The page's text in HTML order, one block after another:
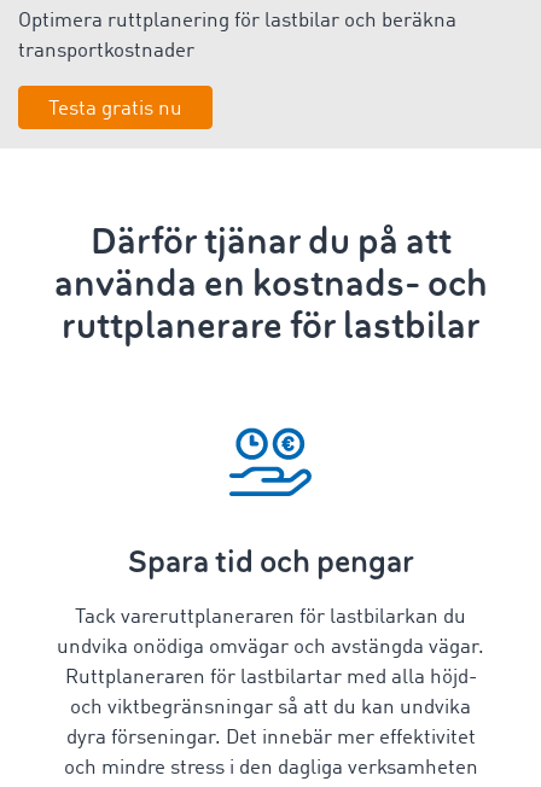
Optimera ruttplanering för lastbilar och beräkna
transportkostnader
Testa gratis nu
Därför tjänar du på att
använda en kostnads- och
ruttplanerare för lastbilar
Spara tid och pengar
Tack vareruttplaneraren för lastbilarkan du
undvika onödiga omvägar och avstängda vägar.
Ruttplaneraren för lastbilartar med alla höjd-
och viktbegränsningar så att du kan undvika
dyra förseningar. Det innebär mer effektivitet
och mindre stress i den dagliga verksamheten